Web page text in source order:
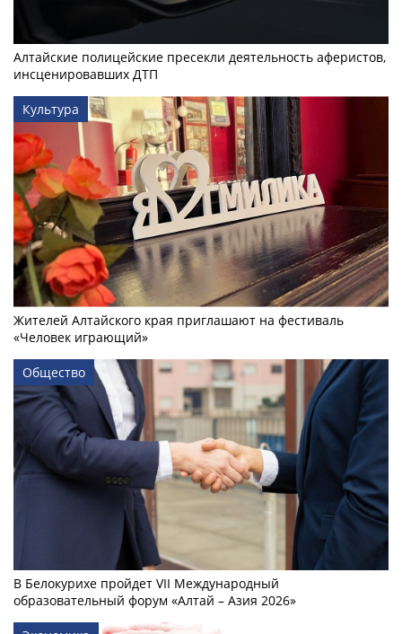
Алтайские полицейские пресекли деятельность аферистов,
инсценировавших ДТП
Культура
Жителей Алтайского края приглашают на фестиваль
«Человек играющий»
Общество
В Белокурихе пройдет VII Международный
образовательный форум «Алтай – Азия 2026»